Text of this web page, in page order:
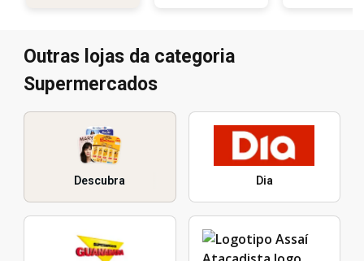
Outras lojas da categoria
Supermercados
Descubra Dia